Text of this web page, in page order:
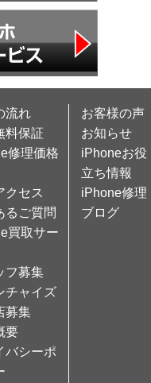
流れ
料保証
修理価格
クセス
るご質問
買取サー
フ募集
チャイズ
募集
要
バシーポ
お客様の声
お知らせ
iPhoneお役
立ち情報
iPhone修理
ブログ